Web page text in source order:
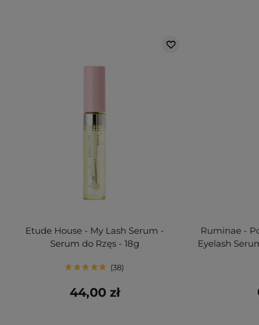
Etude House - My Lash Serum -
Serum do Rzęs - 18g
38
44,00 zł
Ruminae -
Eyelash